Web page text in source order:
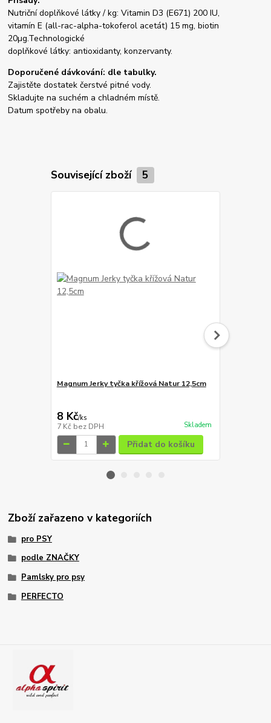
Nutriční doplňkové látky / kg: Vitamin D3 (E671) 200 IU,
vitamín E (all-rac-alpha-tokoferol acetát) 15 mg, biotin
20µg.Technologické
doplňkové látky: antioxidanty, konzervanty.
Doporučené dávkování: dle tabulky.
Zajistěte dostatek čerstvé pitné vody.
Skladujte na suchém a chladném místě.
Datum spotřeby na obalu.
Související zboží 5
Magnum Jerky tyčka křížová Natur 12,5cm
8 Kč/ks
7 Kč bez DPH Skladem
Přidat do košíku
Zboží zařazeno v kategoriích
pro PSY
podle ZNAČKY
Pamlsky pro psy
PERFECTO